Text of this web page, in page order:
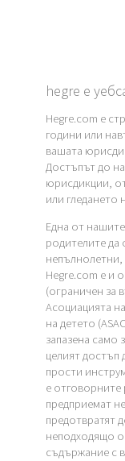
hegre е
Hegre.com е
години или
вашата
Достъпът до
юрисдикции,
или гледането
Една от
родителите да
непълнолетни,
Hegre.com е и
(ограничен за
Асоциацията
на детето
запазена само
целият
прости
е отговорните
предприемат
предотвратят
неподходящо
съдържание с